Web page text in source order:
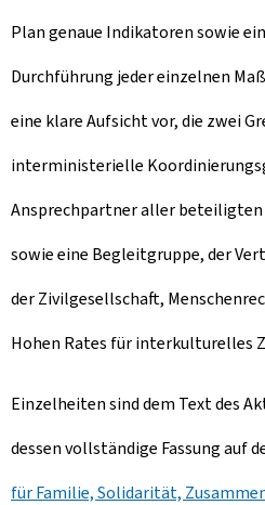
Plan genaue Indikatoren sowie
Durchführung jeder einzelnen
eine klare Aufsicht vor, die zwei
interministerielle
Ansprechpartner aller
sowie eine Begleitgruppe, der
der Zivilgesellschaft,
Hohen Rates für interkulturelles
Einzelheiten sind dem Text des
dessen vollständige Fassung auf
für Familie, Solidarität,